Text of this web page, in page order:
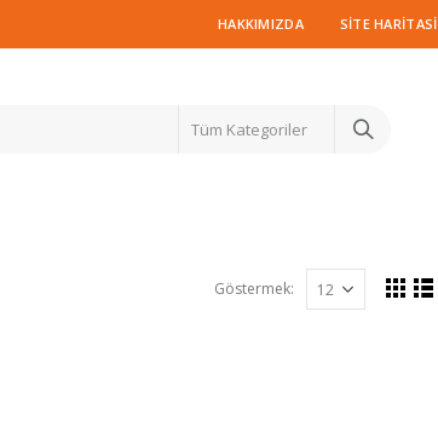
HAKKIMIZDA SITE HARITASI
Tüm Kategoriler
Göstermek: